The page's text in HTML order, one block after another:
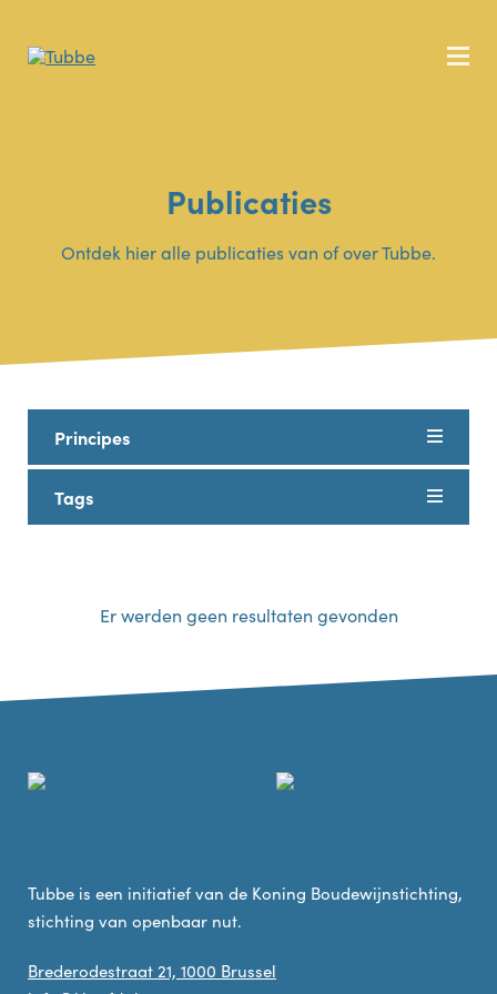
Publicaties
Ontdek hier alle publicaties van of over Tubbe.
Principes
Tags
Er werden geen resultaten gevonden
Tubbe is een initiatief van de Koning Boudewijnstichting,
stichting van openbaar nut.
Brederodestraat 21, 1000 Brussel